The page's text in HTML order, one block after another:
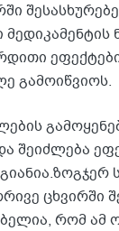
გამოიწვიოს.
შეიძლება
ცხვირში
რომ